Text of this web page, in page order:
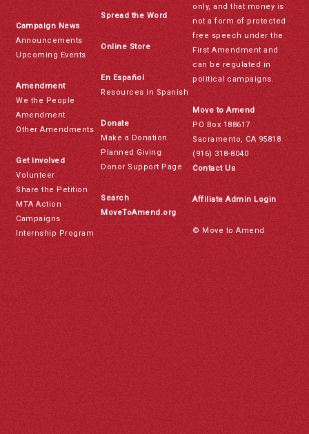
Campaign News
Announcements
Upcoming Events
Amendment
We the People
Amendment
Other Amendments
Get Involved
Volunteer
Share the Petition
MTA Action
Campaigns
Internship Program
Spread the Word
Online Store
En Español
Resources in Spanish
Donate
Make a Donation
Planned Giving
Donor Support Page
Search
MoveToAmend.org
only, and that money is
not a form of protected
free speech under the
First Amendment and
can be regulated in
political campaigns.
Move to Amend
PO Box 188617
Sacramento, CA 95818
(916) 318-8040
Contact Us
Affiliate Admin Login
© Move to Amend